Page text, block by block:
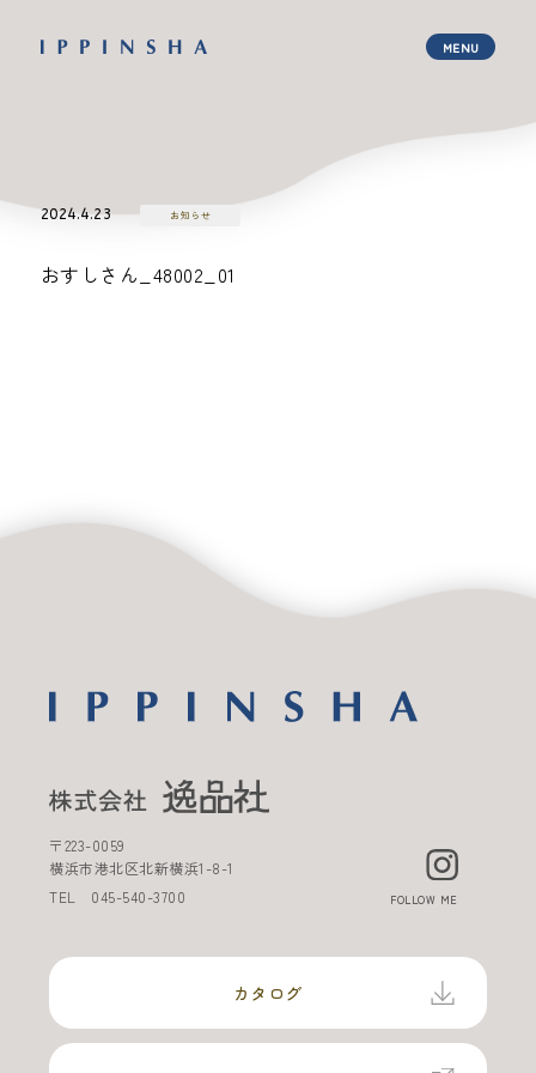
2024.4.23 お知らせ
おすしさん_48002_01
〒223-0059
横浜市港北区北新横浜1-8-1
TEL 045-540-3700 FOLLOW ME
カタログ